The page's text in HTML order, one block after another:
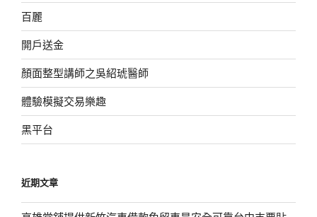
百麗
開戶送金
顏面整型講師之吳紹琥醫師
體驗模擬交易樂趣
黑平台
近期文章